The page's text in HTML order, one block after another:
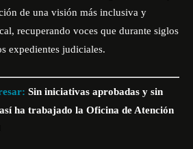
de una visión más inclusiva y
recuperando voces que durante siglos
expedientes judiciales.
Sin iniciativas aprobadas y sin
ha trabajado la Oficina de Atención